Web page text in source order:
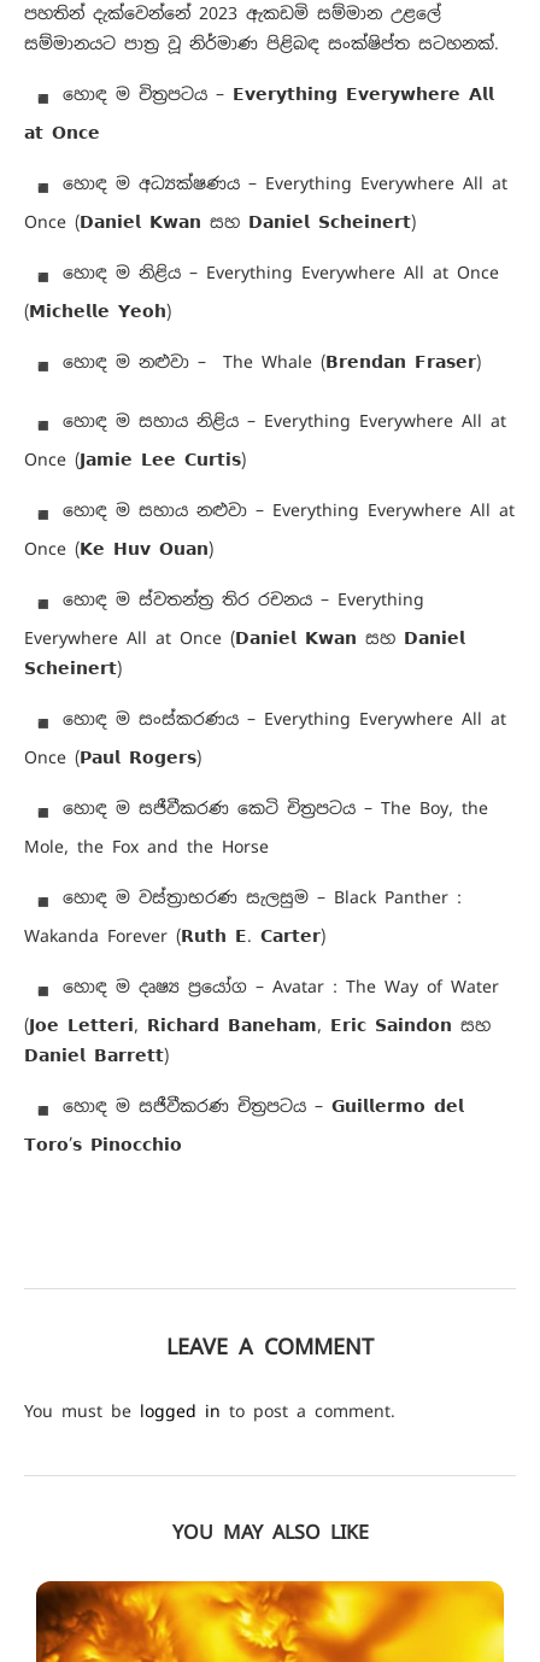
පහතින් දැක්වෙන්නේ 2023 ඇකඩමි සම්මාන උළලේ
සම්මානයට පාත්‍ර වූ නිර්මාණ පිළිබඳ සංක්ෂිප්ත සටහනක්.
හොඳ ම චිත්‍රපටය – 𝗘𝘃𝗲𝗿𝘆𝘁𝗵𝗶𝗻𝗴 𝗘𝘃𝗲𝗿𝘆𝘄𝗵𝗲𝗿𝗲 𝗔𝗹𝗹
𝗮𝘁 𝗢𝗻𝗰𝗲
හොඳ ම අධ්‍යක්ෂණය – Everything Everywhere All at
Once (𝗗𝗮𝗻𝗶𝗲𝗹 𝗞𝘄𝗮𝗻 සහ 𝗗𝗮𝗻𝗶𝗲𝗹 𝗦𝗰𝗵𝗲𝗶𝗻𝗲𝗿𝘁)
හොඳ ම නිළිය – Everything Everywhere All at Once
(𝗠𝗶𝗰𝗵𝗲𝗹𝗹𝗲 𝗬𝗲𝗼𝗵)
හොඳ ම නළුවා – The Whale (𝗕𝗿𝗲𝗻𝗱𝗮𝗻 𝗙𝗿𝗮𝘀𝗲𝗿)
හොඳ ම සහාය නිළිය – Everything Everywhere All at
Once (𝗝𝗮𝗺𝗶𝗲 𝗟𝗲𝗲 𝗖𝘂𝗿𝘁𝗶𝘀)
හොඳ ම සහාය නළුවා – Everything Everywhere All at
Once (𝗞𝗲 𝗛𝘂𝘃 𝗢𝘂𝗮𝗻)
හොඳ ම ස්වතන්ත්‍ර තිර රචනය – Everything
Everywhere All at Once (𝗗𝗮𝗻𝗶𝗲𝗹 𝗞𝘄𝗮𝗻 සහ 𝗗𝗮𝗻𝗶𝗲𝗹
𝗦𝗰𝗵𝗲𝗶𝗻𝗲𝗿𝘁)
හොඳ ම සංස්කරණය – Everything Everywhere All at
Once (𝗣𝗮𝘂𝗹 𝗥𝗼𝗴𝗲𝗿𝘀)
හොඳ ම සජීවීකරණ කෙටි චිත්‍රපටය – The Boy, the
Mole, the Fox and the Horse
හොඳ ම වස්ත්‍රාභරණ සැලසුම – Black Panther :
Wakanda Forever (𝗥𝘂𝘁𝗵 𝗘. 𝗖𝗮𝗿𝘁𝗲𝗿)
හොඳ ම දෘෂ්‍ය ප්‍රයෝග – Avatar : The Way of Water
(𝗝𝗼𝗲 𝗟𝗲𝘁𝘁𝗲𝗿𝗶, 𝗥𝗶𝗰𝗵𝗮𝗿𝗱 𝗕𝗮𝗻𝗲𝗵𝗮𝗺, 𝗘𝗿𝗶𝗰 𝗦𝗮𝗶𝗻𝗱𝗼𝗻 සහ
𝗗𝗮𝗻𝗶𝗲𝗹 𝗕𝗮𝗿𝗿𝗲𝘁𝘁)
හොඳ ම සජීවීකරණ චිත්‍රපටය – 𝗚𝘂𝗶𝗹𝗹𝗲𝗿𝗺𝗼 𝗱𝗲𝗹
𝗧𝗼𝗿𝗼’𝘀 𝗣𝗶𝗻𝗼𝗰𝗰𝗵𝗶𝗼
LEAVE A COMMENT
You must be logged in to post a comment.
YOU MAY ALSO LIKE